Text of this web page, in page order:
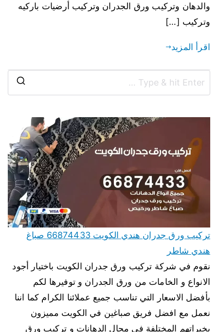
والدهان وتركيب ورق الجدران وتركيب أرضيات باركيه
وتركيب […]
اقرأ المزيد
تركيب ورق جدران هندي الكويت 66874433 صباغ
هندي شاطر
نقوم في شركة تركيب ورق جدران الكويت باختيار أجود
الانواع و الخامات من ورق الجدران و توفيرها لكم
بأفضل الاسعار التي تناسب جميع عملائنا الكرام كما اننا
نعمل مع افضل فريق صباغين في الكويت مميزون
بخبراتهم المختلفة في مجال الدهانات و تركيب ورق